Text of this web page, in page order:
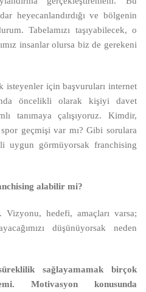
heyecanlandırdığı ve bölgenin
Tabelamızı taşıyabilecek, o
insanlar olursa biz de gerekeni
isteyenler için başvuruları internet
öncelikli olarak kişiyi davet
tanımaya çalışıyoruz. Kimdir,
geçmişi var mı? Gibi sorulara
uygun görmüyorsak franchising
alabilir mi?
hedefi, amaçları varsa;
düşünüyorsak neden
sağlayamamak birçok
Motivasyon konusunda